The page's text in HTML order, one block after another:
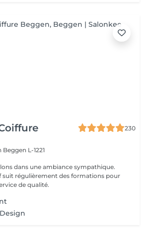
230
Beggen L-1221
dans une ambiance sympathique.
suit régulièrement des formations pour
de qualité.